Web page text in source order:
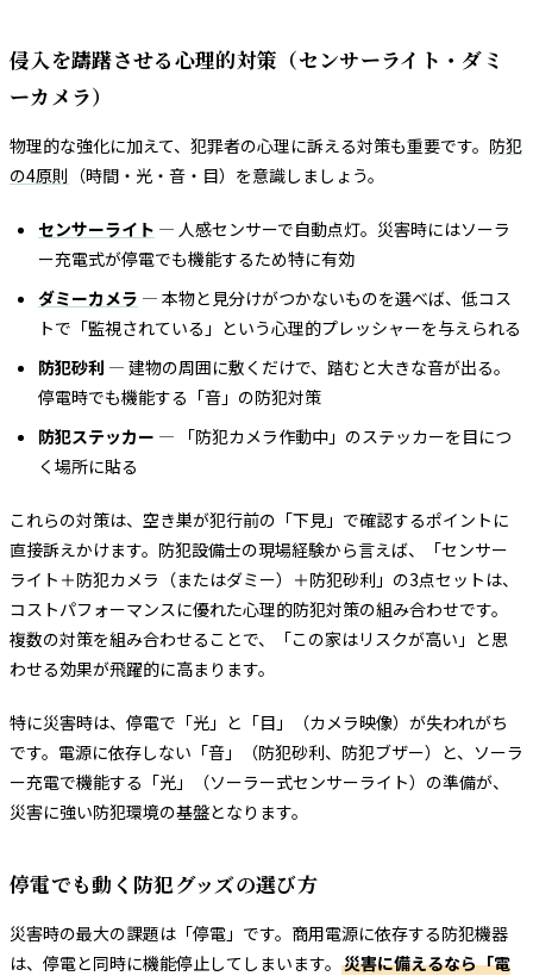
侵入を躊躇させる心理的対策（センサーライト・ダミ
ーカメラ）
物理的な強化に加えて、犯罪者の心理に訴える対策も重要です。 防犯
の4原則 （時間・光・音・目）を意識しましょう。
センサーライト — 人感センサーで自動点灯。災害時にはソーラ
ー充電式が停電でも機能するため特に有効
ダミーカメラ — 本物と見分けがつかないものを選べば、低コス
トで「監視されている」という心理的プレッシャーを与えられる
防犯砂利 — 建物の周囲に敷くだけで、踏むと大きな音が出る。
停電時でも機能する「音」の防犯対策
防犯ステッカー — 「防犯カメラ作動中」のステッカーを目につ
く場所に貼る
これらの対策は、空き巣が犯行前の「下見」で確認するポイントに
直接訴えかけます。防犯設備士の現場経験から言えば、「センサー
ライト＋防犯カメラ（またはダミー）＋防犯砂利」の3点セットは、
コストパフォーマンスに優れた心理的防犯対策の組み合わせです。
複数の対策を組み合わせることで、「この家はリスクが高い」と思
わせる効果が飛躍的に高まります。
特に災害時は、停電で「光」と「目」（カメラ映像）が失われがち
です。電源に依存しない「音」（防犯砂利、防犯ブザー）と、ソーラ
ー充電で機能する「光」（ソーラー式センサーライト）の準備が、
災害に強い防犯環境の基盤となります。
停電でも動く防犯グッズの選び方
災害時の最大の課題は「停電」です。商用電源に依存する防犯機器
は、停電と同時に機能停止してしまいます。 災害に備えるなら「電